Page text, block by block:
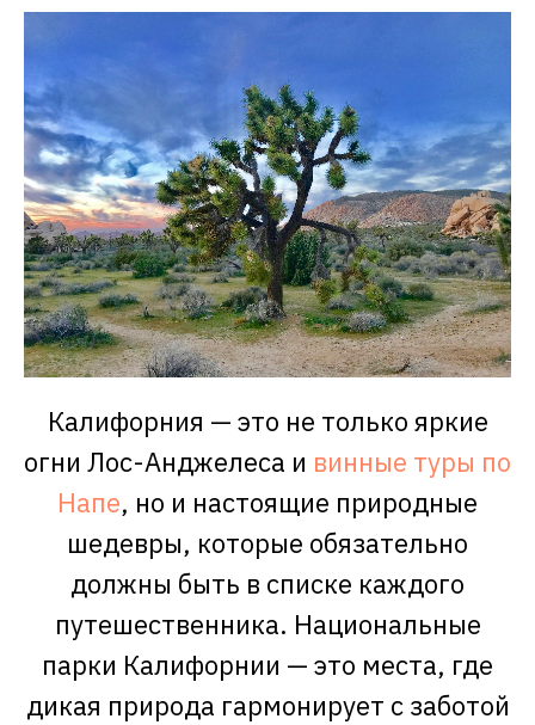
Калифорния — это не только яркие
огни Лос-Анджелеса и винные туры по
Напе, но и настоящие природные
шедевры, которые обязательно
должны быть в списке каждого
путешественника. Национальные
парки Калифорнии — это места, где
дикая природа гармонирует с заботой